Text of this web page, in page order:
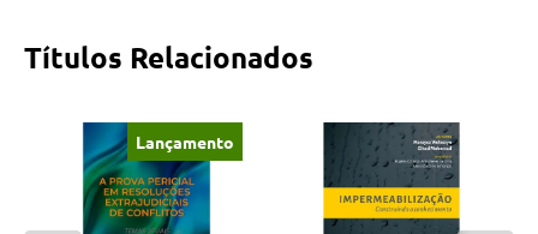
Títulos Relacionados
Lançamento